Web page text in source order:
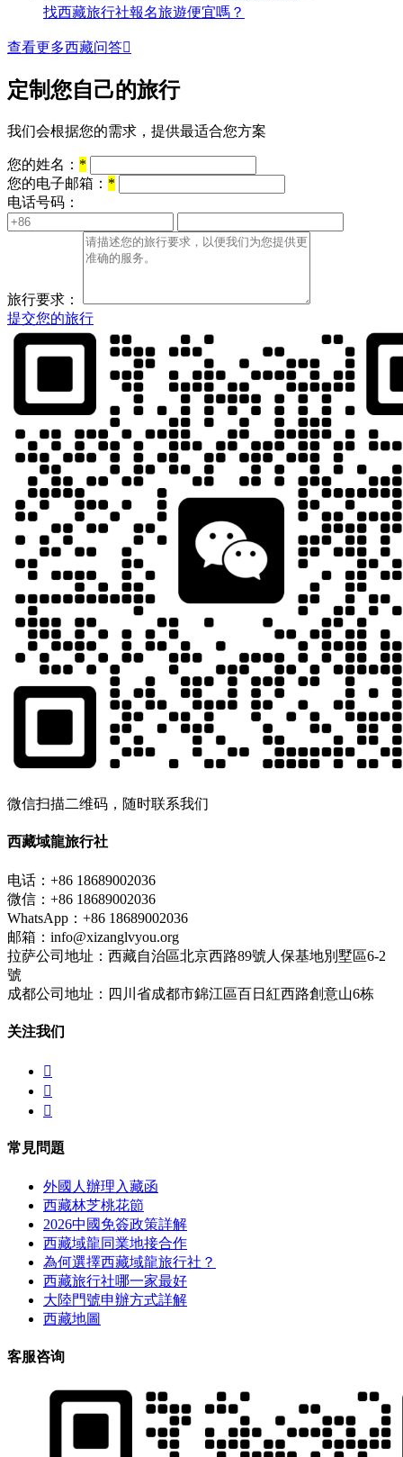
找西藏旅行社報名旅遊便宜嗎？
查看更多西藏问答
定制您自己的旅行
我们会根据您的需求，提供最适合您方案
您的姓名： *
您的电子邮箱： *
电话号码：
旅行要求：
提交您的旅行
微信扫描二维码，随时联系我们
西藏域龍旅行社
电话：+86 18689002036
微信：+86 18689002036
WhatsApp：+86 18689002036
邮箱：info@xizanglvyou.org
拉萨公司地址：西藏自治區北京西路89號人保基地別墅區6-2
號
成都公司地址：四川省成都市錦江區百日紅西路創意山6栋
关注我们



常見問題
外國人辦理入藏函
西藏林芝桃花節
2026中國免簽政策詳解
西藏域龍同業地接合作
為何選擇西藏域龍旅行社？
西藏旅行社哪一家最好
大陸門號申辦方式詳解
西藏地圖
客服咨询